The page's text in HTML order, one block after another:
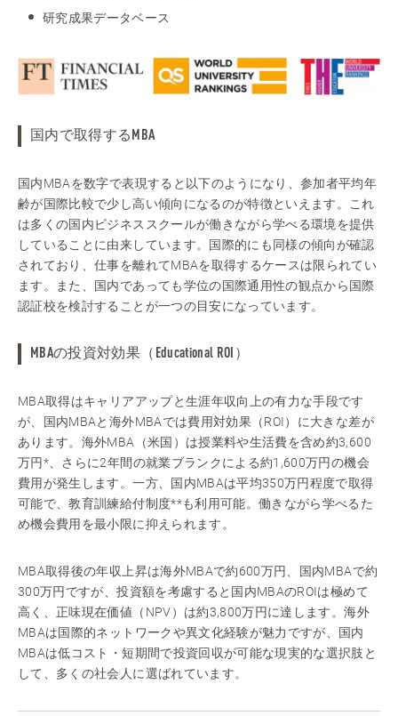
研究成果データベース
国内で取得するMBA
国内MBAを数字で表現すると以下のようになり、参加者平均年
齢が国際比較で少し高い傾向になるのが特徴といえます。これ
は多くの国内ビジネススクールが働きながら学べる環境を提供
していることに由来しています。国際的にも同様の傾向が確認
されており、仕事を離れてMBAを取得するケースは限られてい
ます。また、国内であっても学位の国際通用性の観点から国際
認証校を検討することが一つの目安になっています。
MBAの投資対効果（Educational ROI）
MBA取得はキャリアアップと生涯年収向上の有力な手段です
が、国内MBAと海外MBAでは費用対効果（ROI）に大きな差が
あります。海外MBA（米国）は授業料や生活費を含め約3,600
万円*、さらに2年間の就業ブランクによる約1,600万円の機会
費用が発生します。一方、国内MBAは平均350万円程度で取得
可能で、教育訓練給付制度**も利用可能。働きながら学べるた
め機会費用を最小限に抑えられます。
MBA取得後の年収上昇は海外MBAで約600万円、国内MBAで約
300万円ですが、投資額を考慮すると国内MBAのROIは極めて
高く、正味現在価値（NPV）は約3,800万円に達します。海外
MBAは国際的ネットワークや異文化経験が魅力ですが、国内
MBAは低コスト・短期間で投資回収が可能な現実的な選択肢と
して、多くの社会人に選ばれています。